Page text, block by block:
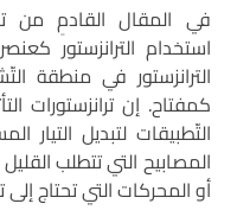
في المقال القادمِ من
استخدام الترانزستور
الترانزستور في منطقة
كمفتاح. إن ترانزستورات
أو المحركات التي تحتاج